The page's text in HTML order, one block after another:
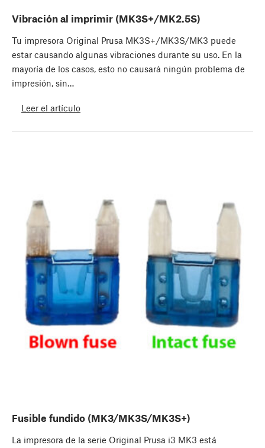
Vibración al imprimir (MK3S+/MK2.5S)
Tu impresora Original Prusa MK3S+/MK3S/MK3 puede
estar causando algunas vibraciones durante su uso. En la
mayoría de los casos, esto no causará ningún problema de
impresión, sin…
Leer el artículo
Fusible fundido (MK3/MK3S/MK3S+)
La impresora de la serie Original Prusa i3 MK3 está